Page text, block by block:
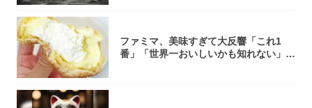
ファミマ、美味すぎて大反響「これ1
番」「世界一おいしいかも知れない」